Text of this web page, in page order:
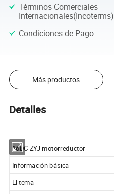
Términos Comerciales
Internacionales(Incoterms)
Condiciones de Pago:
Más productos
Detalles
16DC ZYJ motorreductor
Información básica
El tema